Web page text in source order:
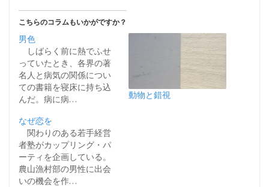
こちらのコラムもいかがですか？
男色
しばらく前に熱でふせ
っていたとき、各界の著
名人と病気の関係につい
ての書籍を寝床に持ち込
んだ。病に病…
動物と錯視
なぜ恋を
関わりのある若手経営
者塾がカップリング・パ
ーティを企画している。
農山漁村部の男性に出会
いの機会を作…